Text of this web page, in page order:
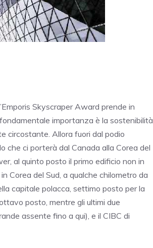
Skyscraper Award prende in
importanza è la sostenibilità
circostante. Allora fuori dal podio
che ci porterà dal Canada alla Corea del
al quinto posto il primo edificio non in
Corea del Sud, a qualche chilometro da
capitale polacca, settimo posto per la
posto, mentre gli ultimi due
assente fino a qui), e il CIBC di